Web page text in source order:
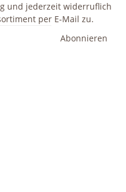
und jederzeit widerruflich
per E-Mail zu.
Abonnieren